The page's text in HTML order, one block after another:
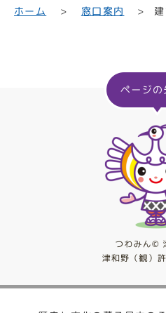
ホーム 窓口案内